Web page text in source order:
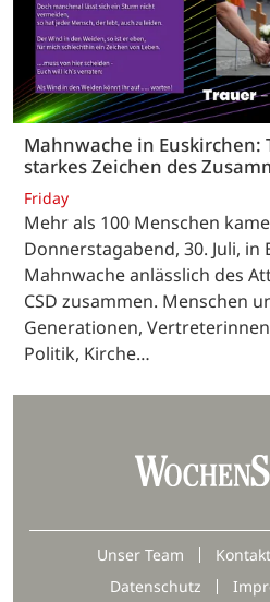
Mahnwache in Euskirchen:
starkes Zeichen des
Friday
Mehr als 100 Menschen
Donnerstagabend, 30. Juli, in
Mahnwache anlässlich des
CSD zusammen. Menschen
Generationen,
Politik, Kirche…
Unser Team Kontakt
Datenschutz